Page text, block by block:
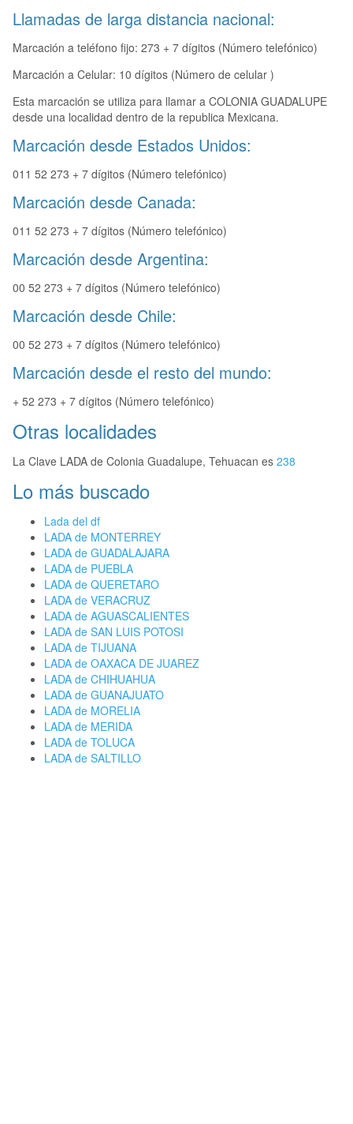
Llamadas de larga distancia nacional:
Marcación a teléfono fijo: 273 + 7 dígitos (Número telefónico)
Marcación a Celular: 10 dígitos (Número de celular )
Esta marcación se utiliza para llamar a COLONIA GUADALUPE
desde una localidad dentro de la republica Mexicana.
Marcación desde Estados Unidos:
011 52 273 + 7 dígitos (Número telefónico)
Marcación desde Canada:
011 52 273 + 7 dígitos (Número telefónico)
Marcación desde Argentina:
00 52 273 + 7 dígitos (Número telefónico)
Marcación desde Chile:
00 52 273 + 7 dígitos (Número telefónico)
Marcación desde el resto del mundo:
+ 52 273 + 7 dígitos (Número telefónico)
Otras localidades
La Clave LADA de Colonia Guadalupe, Tehuacan es 238
Lo más buscado
Lada del df
LADA de MONTERREY
LADA de GUADALAJARA
LADA de PUEBLA
LADA de QUERETARO
LADA de VERACRUZ
LADA de AGUASCALIENTES
LADA de SAN LUIS POTOSI
LADA de TIJUANA
LADA de OAXACA DE JUAREZ
LADA de CHIHUAHUA
LADA de GUANAJUATO
LADA de MORELIA
LADA de MERIDA
LADA de TOLUCA
LADA de SALTILLO